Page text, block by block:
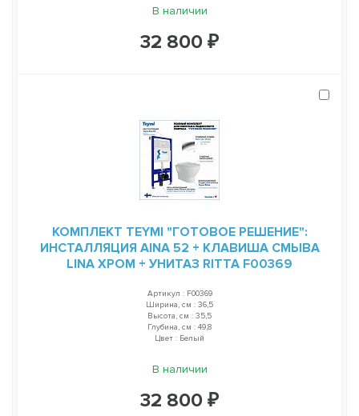
В наличии
32 800 ₽
КОМПЛЕКТ TEYMI "ГОТОВОЕ РЕШЕНИЕ":
ИНСТАЛЛЯЦИЯ AINA 52 + КЛАВИША СМЫВА
LINA ХРОМ + УНИТАЗ RITTA F00369
Артикул : F00369
Ширина, см : 36,5
Высота, см : 35,5
Глубина, см : 49,8
Цвет : Белый
В наличии
32 800 ₽